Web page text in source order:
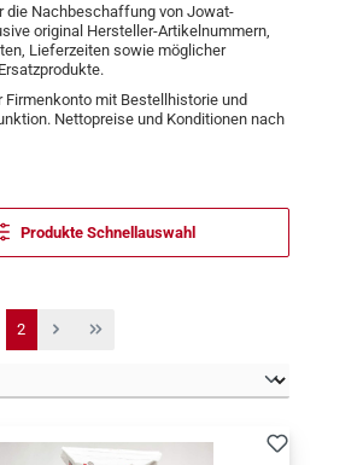
die Nachbeschaffung von Jowat-
original Hersteller-Artikelnummern,
Lieferzeiten sowie möglicher
Firmenkonto mit Bestellhistorie und
Nettopreise und Konditionen nach
Produkte Schnellauswahl
Seite
2